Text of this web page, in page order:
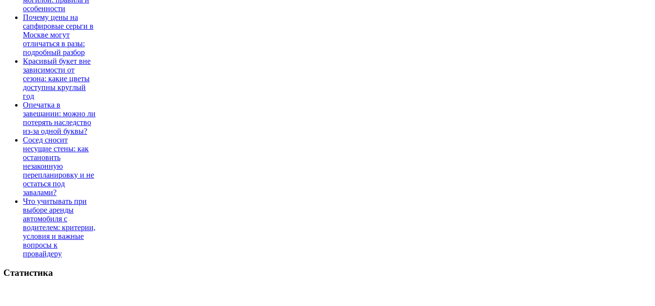
особенности
Почему цены на
сапфировые серьги в
Москве могут
отличаться в разы:
подробный разбор
Красивый букет вне
зависимости от
сезона: какие цветы
доступны круглый
год
Опечатка в
завещании: можно ли
потерять наследство
из-за одной буквы?
Сосед сносит
несущие стены: как
остановить
незаконную
перепланировку и не
остаться под
завалами?
Что учитывать при
выборе аренды
автомобиля с
водителем: критерии,
условия и важные
вопросы к
провайдеру
Статистика